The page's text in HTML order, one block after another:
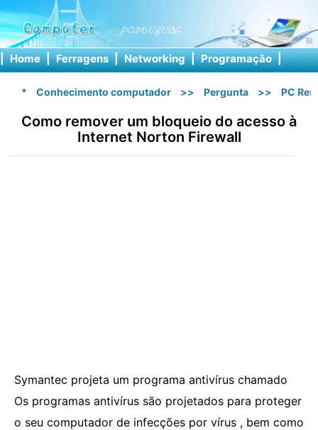
| Home | Ferragens | Networking | Programação |
* Conhecimento computador >> Pergunta >> PC
Como remover um bloqueio do acesso à
Internet Norton Firewall
Symantec projeta um programa antivírus chamado
Os programas antivírus são projetados para proteger
o seu computador de infecções por vírus , bem como